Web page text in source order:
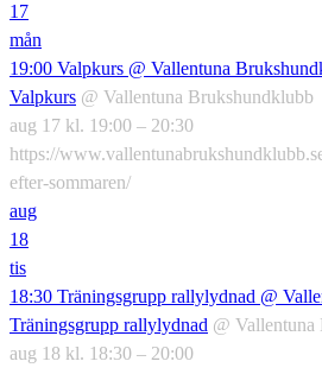
17
mån
19:00 Valpkurs @ Vallentuna
Valpkurs @ Vallentuna Brukshundklubb
aug 17 kl. 19:00 – 20:30
https://
efter-sommaren/
aug
18
tis
18:30 Träningsgrupp rallylydnad @
Träningsgrupp rallylydnad @
aug 18 kl. 18:30 – 20:00